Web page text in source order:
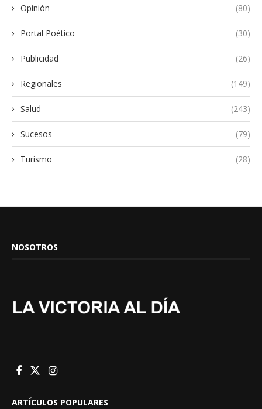
Opinión (80)
Portal Poético (30)
Publicidad (26)
Regionales (149)
Salud (243)
Sucesos (79)
Turismo (28)
NOSOTROS
ARTÍCULOS POPULARES